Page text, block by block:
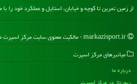
از زمین تمرین تا کوچه و خیابان، استایل و عملکرد خود را
میانبرهای مركز اسپرت
درباره ما